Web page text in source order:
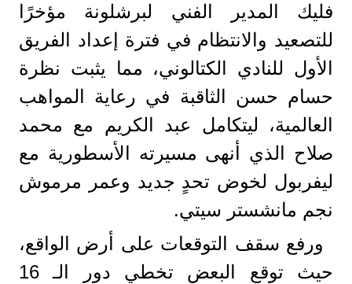
فليك المدير الفني لبرشلونة مؤخرًا
للتصعيد والانتظام في فترة إعداد الفريق
الأول للنادي الكتالوني، مما يثبت نظرة
حسام حسن الثاقبة في رعاية المواهب
العالمية، ليتكامل عبد الكريم مع محمد
صلاح الذي أنهى مسيرته الأسطورية مع
ليفربول لخوض تحدٍ جديد وعمر مرموش
نجم مانشستر سيتي.
​ورفع سقف التوقعات على أرض الواقع،
حيث توقع البعض تخطي دور الـ 16